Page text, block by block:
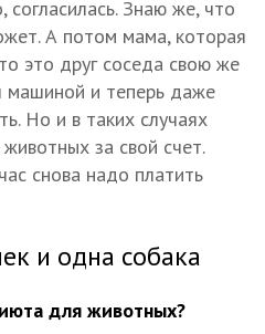
согласилась. Знаю же, что
А потом мама, которая
это друг соседа свою же
машиной и теперь даже
Но и в таких случаях
за свой счет.
снова надо платить
и одна собака
для животных?